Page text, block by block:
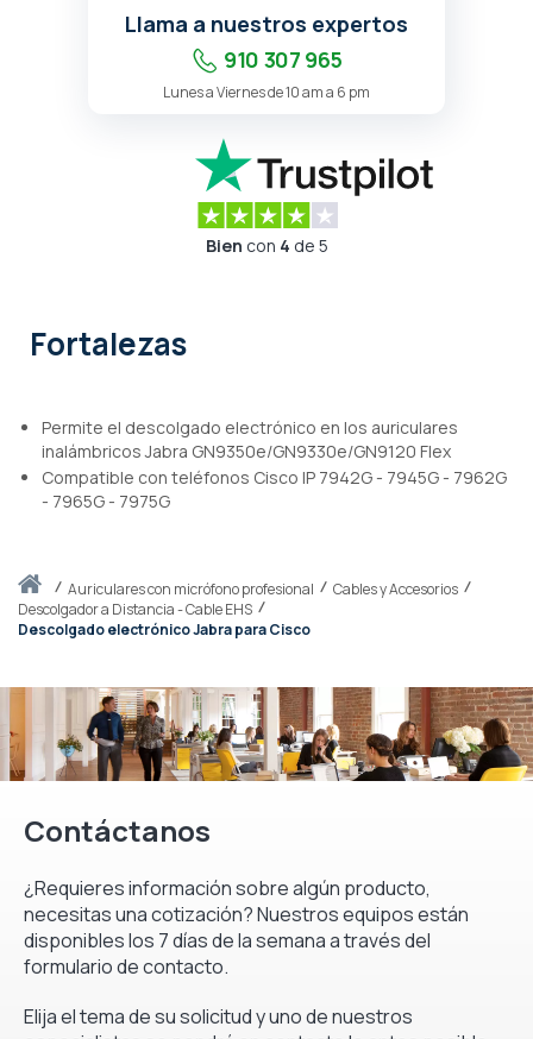
Inicioauriculares con micrófono profesional
Cables y Accesorios
Descolgador a Distancia - Cable EHS
Descolgado electrónico Jabra para Cisco
Llama a nuestros expertos
910 307 965
Lunes a Viernes de 10 am a 6 pm
Bien con 4 de 5
Fortalezas
Permite el descolgado electrónico en los auriculares
inalámbricos Jabra GN9350e/GN9330e/GN9120 Flex
Compatible con teléfonos Cisco IP 7942G - 7945G - 7962G
- 7965G - 7975G
Contáctanos
¿Requieres información sobre algún producto,
necesitas una cotización? Nuestros equipos están
disponibles los 7 días de la semana a través del
formulario de contacto.
Elija el tema de su solicitud y uno de nuestros